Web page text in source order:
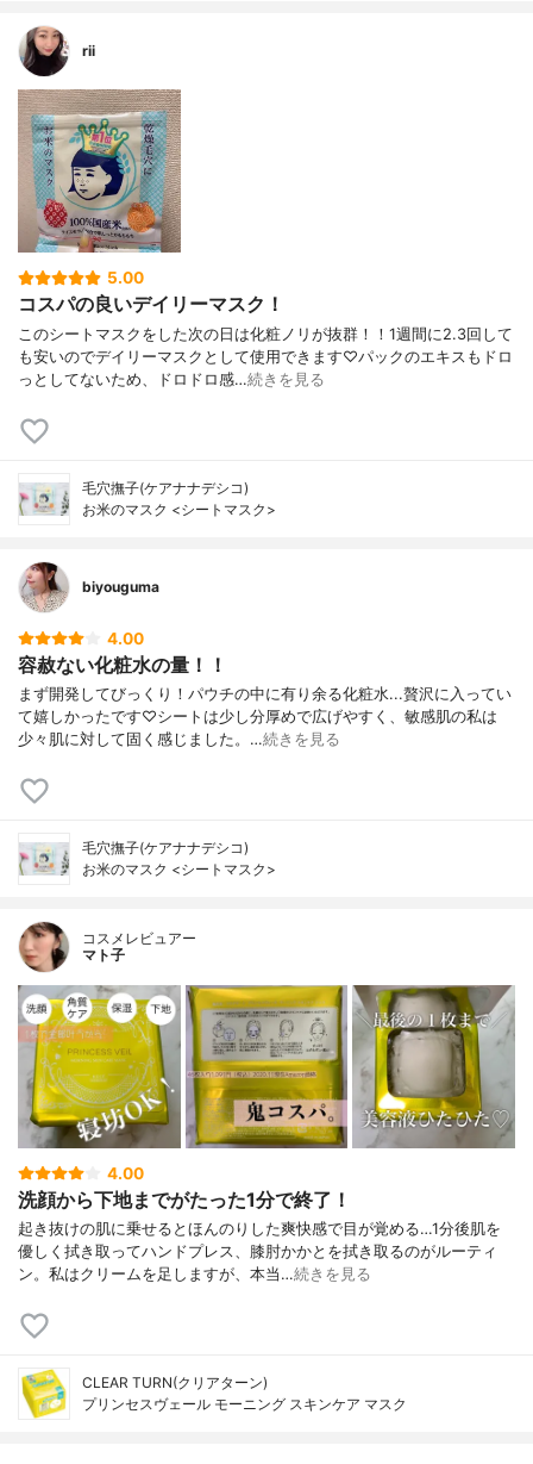
rii
5.00
コスパの良いデイリーマスク！
このシートマスクをした次の日は化粧ノリが抜群！！1週間に2.3回して
も安いのでデイリーマスクとして使用できます♡パックのエキスもドロ
っとしてないため、ドロドロ感…続きを見る
毛穴撫子(ケアナナデシコ)
お米のマスク <シートマスク>
biyouguma
4.00
容赦ない化粧水の量！！
まず開発してびっくり！パウチの中に有り余る化粧水...贅沢に入ってい
て嬉しかったです♡シートは少し分厚めで広げやすく、敏感肌の私は
少々肌に対して固く感じました。…続きを見る
毛穴撫子(ケアナナデシコ)
お米のマスク <シートマスク>
コスメレビュアー
マト子
4.00
洗顔から下地までがたった1分で終了！
起き抜けの肌に乗せるとほんのりした爽快感で目が覚める…1分後肌を
優しく拭き取ってハンドプレス、膝肘かかとを拭き取るのがルーティ
ン。私はクリームを足しますが、本当…続きを見る
CLEAR TURN(クリアターン)
プリンセスヴェール モーニング スキンケア マスク